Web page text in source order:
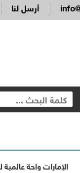
أرسل لنا
الإمارات واحة عالمية